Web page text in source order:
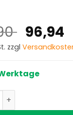
Preis
124,90 €
96,94
zzgl
schwarze